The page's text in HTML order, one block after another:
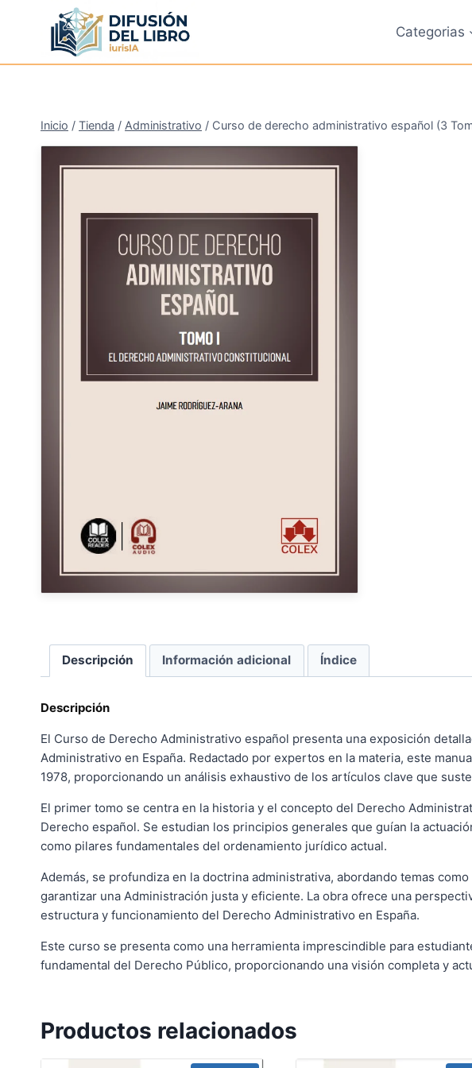
contenido
Categorias
Inicio / Tienda / Administrativo / Curso de derecho administrativo español (3
¡Oferta!
Descripción Información adicional Índice
Descripción
El Curso de Derecho Administrativo español presenta una exposición
Administrativo en España. Redactado por expertos en la materia, este
1978, proporcionando un análisis exhaustivo de los artículos clave que
El primer tomo se centra en la historia y el concepto del Derecho
Derecho español. Se estudian los principios generales que guían la
como pilares fundamentales del ordenamiento jurídico actual.
Además, se profundiza en la doctrina administrativa, abordando temas
garantizar una Administración justa y eficiente. La obra ofrece una
estructura y funcionamiento del Derecho Administrativo en España.
Este curso se presenta como una herramienta imprescindible para
fundamental del Derecho Público, proporcionando una visión completa y
Productos relacionados